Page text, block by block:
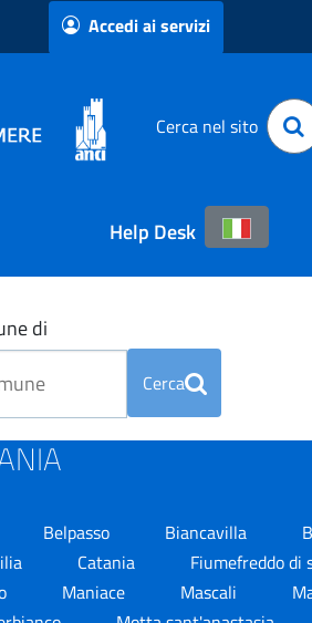
Accedi ai servizi
Cerca nel sito
Help Desk
di
Cerca
Belpasso Biancavilla
Catania
Fiumefreddo di
Maniace Mascali